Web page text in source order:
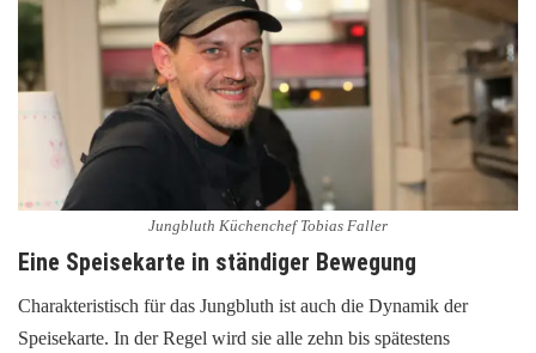
Jungbluth Küchenchef Tobias Faller
Eine Speisekarte in ständiger Bewegung
Charakteristisch für das Jungbluth ist auch die Dynamik der
Speisekarte. In der Regel wird sie alle zehn bis spätestens